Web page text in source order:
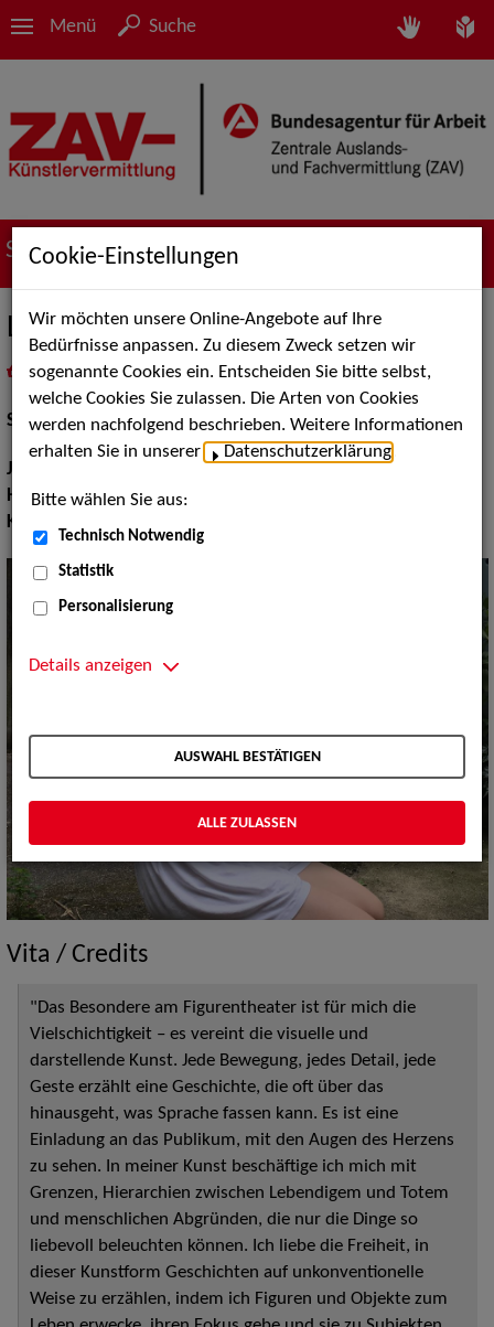
Menü Suche
Suche nach Künstler*innen
Lotte Patzelt
als PDF speichern
inMeine Merklistelegen
Schauspiel:Figur / Puppe / Objekt
Jahrgang:
Haarfarbe:blond
Körpergröße:
Vita / Credits
"Das Besondere am Figurentheater ist für mich die
Vielschichtigkeit – es vereint die visuelle und
darstellende Kunst. Jede Bewegung, jedes Detail, jede
Geste erzählt eine Geschichte, die oft über das
hinausgeht, was Sprache fassen kann. Es ist eine
Einladung an das Publikum, mit den Augen des Herzens
zu sehen. In meiner Kunst beschäftige ich mich mit
Grenzen, Hierarchien zwischen Lebendigem und Totem
und menschlichen Abgründen, die nur die Dinge so
liebevoll beleuchten können. Ich liebe die Freiheit, in
dieser Kunstform Geschichten auf unkonventionelle
Weise zu erzählen, indem ich Figuren und Objekte zum
Cookie-Einstellungen
Wir möchten unsere Online-Angebote auf Ihre
Bedürfnisse anpassen. Zu diesem Zweck setzen wir
sogenannte Cookies ein. Entscheiden Sie bitte selbst,
welche Cookies Sie zulassen. Die Arten von Cookies
werden nachfolgend beschrieben. Weitere Informationen
erhalten Sie in unserer
Datenschutzerklärung
Bitte wählen Sie aus:
Technisch Notwendig
Statistik
Personalisierung
Details anzeigen
AUSWAHL BESTÄTIGEN
ALLE ZULASSEN